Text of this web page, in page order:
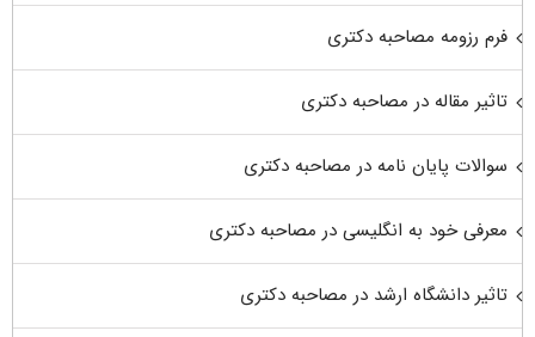
فرم رزومه مصاحبه دکتری
تاثیر مقاله در مصاحبه دکتری
سوالات پایان نامه در مصاحبه دکتری
معرفی خود به انگلیسی در مصاحبه دکتری
تاثیر دانشگاه ارشد در مصاحبه دکتری